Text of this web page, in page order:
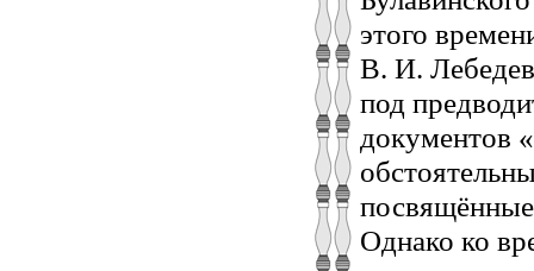
этого
В. И.
под
документов
Однако ко